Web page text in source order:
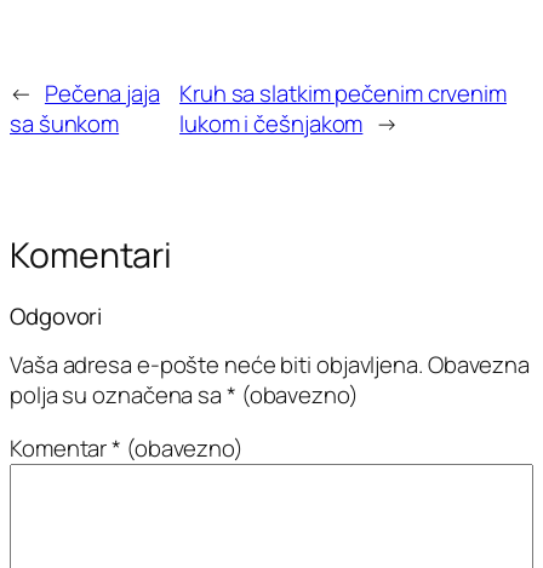
← Pečena jaja
sa šunkom
Kruh sa slatkim pečenim crvenim
lukom i češnjakom →
Komentari
Odgovori
Vaša adresa e-pošte neće biti objavljena.Obavezna
polja su označena sa* (obavezno)
Komentar* (obavezno)